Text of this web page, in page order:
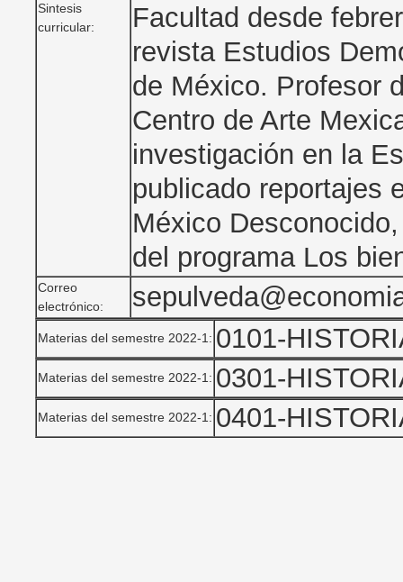
Sintesis
curricular:
Facultad desde
revista Estudios
de México. Profesor
Centro de Arte
investigación en la
publicado reportajes
México
del programa Los
Correo
electrónico:
Materias del semestre 2022-1: 0101-
Materias del semestre 2022-1: 0301-
Materias del semestre 2022-1: 0401-